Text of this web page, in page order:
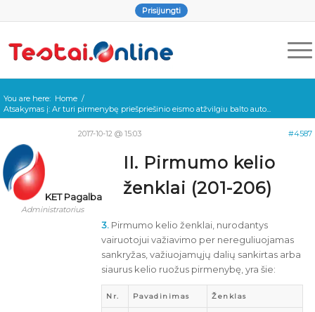
Prisijungti
You are here: Home /
Atsakymas į: Ar turi pirmenybę priešpriešinio eismo atžvilgiu balto auto...
2017-10-12 @ 15:03 #4587
KET Pagalba
Administratorius
II. Pirmumo kelio
ženklai (201-206)
3. Pirmumo kelio ženklai, nurodantys
vairuotojui važiavimo per nereguliuojamas
sankryžas, važiuojamųjų dalių sankirtas arba
siaurus kelio ruožus pirmenybę, yra šie:
Nr. Pavadinimas Ženklas